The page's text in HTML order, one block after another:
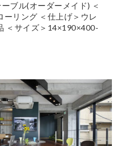
ブル(オーダーメイド) ＜
ーリング ＜仕上げ＞ウレ
＜サイズ＞14×190×400-